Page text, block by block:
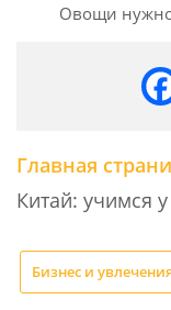
Овощи нужно
Главная
Китай: учимся
Бизнес и